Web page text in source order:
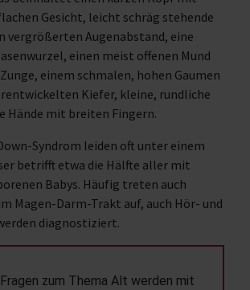
Gesicht, leicht schräg stehende
vergrößerten Augenabstand, eine
einen meist offenen Mund
einem schmalen, hohen Gaumen
Kiefer, kleine, rundliche
Hände mit breiten Fingern.
Syndrom leiden oft unter einem
betrifft etwa die Hälfte aller mit
Babys. Häufig treten auch
Magen-Darm-Trakt auf, auch Hör- und
diagnostiziert.
zum Thema Alt werden mit